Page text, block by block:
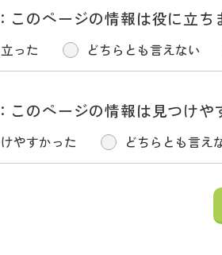
このページの情報は役に立ち
った どちらとも言えない
このページの情報は見つけや
やすかった どちらとも言え